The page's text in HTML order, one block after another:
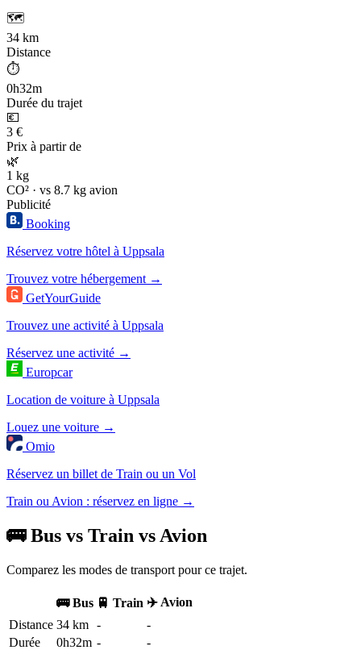
🗺️
34 km
Distance
⏱️
0h32m
Durée du trajet
💶
3 €
Prix à partir de
🌿
1 kg
CO² · vs 8.7 kg avion
Publicité
Booking
Réservez votre hôtel à Uppsala
Trouvez votre hébergement →
GetYourGuide
Trouvez une activité à Uppsala
Réservez une activité →
Europcar
Location de voiture à Uppsala
Louez une voiture →
Omio
Réservez un billet de Train ou un Vol
Train ou Avion : réservez en ligne →
🚌 Bus vs Train vs Avion
Comparez les modes de transport pour ce trajet.
🚌 Bus 🚆 Train ✈️ Avion
Distance 34 km -
-
Durée
0h32m -
-